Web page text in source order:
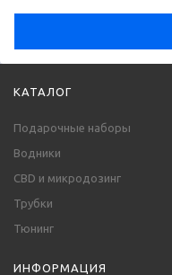
КАТАЛОГ
Подарочные наборы
Водники
CBD и микродозинг
Трубки
Тюнинг
ИНФОРМАЦИЯ